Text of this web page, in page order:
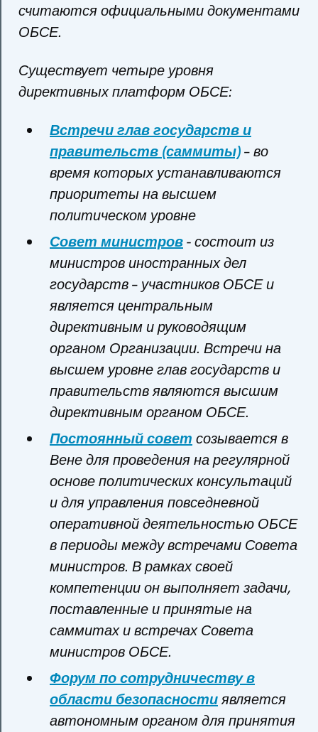
считаются официальными документами
ОБСЕ.
Существует четыре уровня
директивных платформ ОБСЕ:
Встречи глав государств и
правительств (саммиты)– во
время которых устанавливаются
приоритеты на высшем
политическом уровне
Совет министров- состоит из
министров иностранных дел
государств – участников ОБСЕ и
является центральным
директивным и руководящим
органом Организации. Встречи на
высшем уровне глав государств и
правительств являются высшим
директивным органом ОБСЕ.
Постоянный совет созывается в
Вене для проведения на регулярной
основе политических консультаций
и для управления повседневной
оперативной деятельностью ОБСЕ
в периоды между встречами Совета
министров. В рамках своей
компетенции он выполняет задачи,
поставленные и принятые на
саммитах и встречах Совета
министров ОБСЕ.
Форум по сотрудничеству в
области безопасностиявляется
автономным органом для принятия